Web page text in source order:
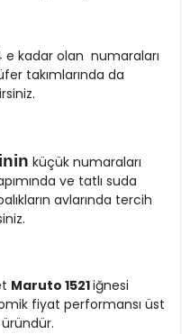
e kadar olan numaraları
takımlarında da
küçük numaraları
ve tatlı suda
avlarında tercih
Maruto 1521iğnesi
fiyat performansı üst